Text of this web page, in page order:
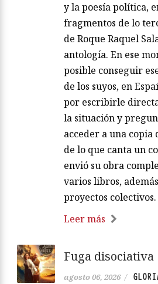
y la poesía política,
fragmentos de lo
de Roque Raquel
antología. En ese
posible conseguir
de los suyos, en
por escribirle
la situación y
acceder a una copia
de lo que canta un
envió su obra
varios libros,
proyectos
Leer más
Fuga disociativa
agosto 06, 2026 /